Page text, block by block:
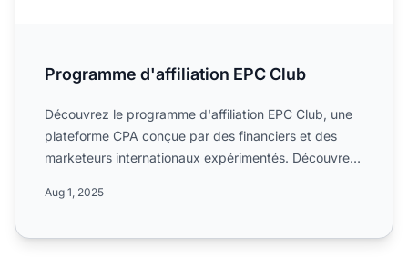
Programme d'affiliation EPC Club
Découvrez le programme d'affiliation EPC Club, une
plateforme CPA conçue par des financiers et des
marketeurs internationaux expérimentés. Découvrez
Aug 1, 2025